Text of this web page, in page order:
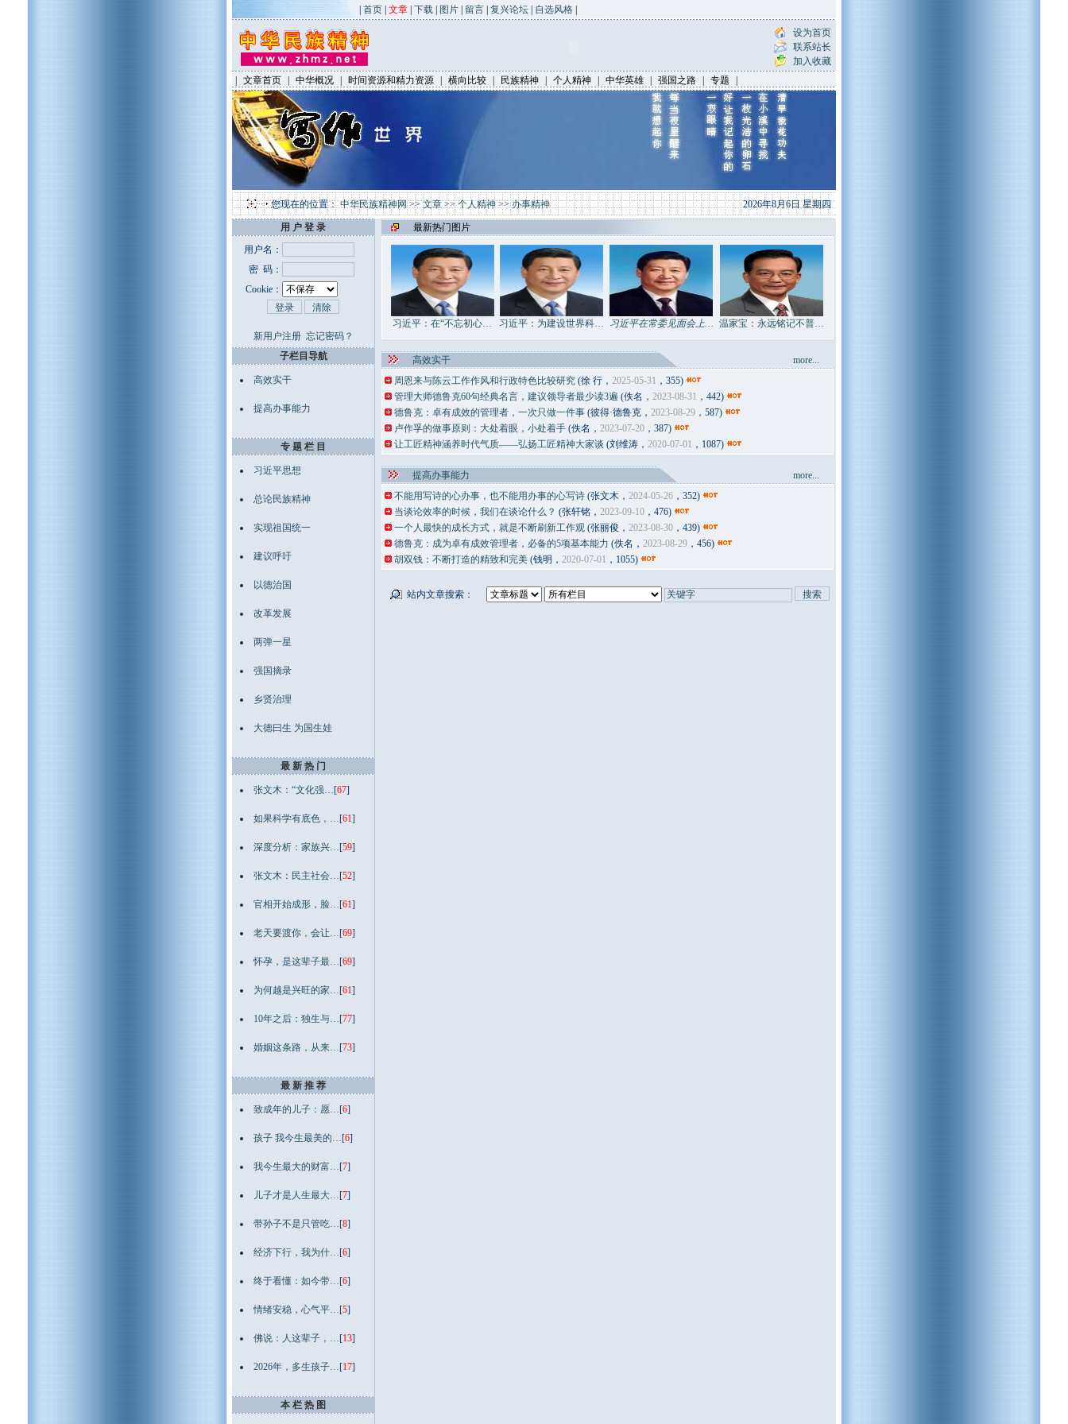
首页 文章 下载 图片 留言 复兴论坛 自选风格
设为首页
联系站长
加入收藏
文章首页 中华概况 时间资源和精力资源 横向比较 民族精神 个人精神 中华英雄 强国之路 专题
您现在的位置：中华民族精神网>>文章>>个人精神>>办事精神 2026年8月6日 星期四
用 户 登 录
用户名：
密 码：
Cookie：
新用户注册 忘记密码？
子栏目导航
高效实干
提高办事能力
专 题 栏 目
习近平思想
总论民族精神
实现祖国统一
建议呼吁
以德治国
改革发展
两弹一星
强国摘录
乡贤治理
大德曰生 为国生娃
最 新 热 门
张文木：“文化强…[67]
如果科学有底色，…[61]
深度分析：家族兴…[59]
张文木：民主社会…[52]
官相开始成形，脸…[61]
老天要渡你，会让…[69]
怀孕，是这辈子最…[69]
为何越是兴旺的家…[61]
10年之后：独生与…[77]
婚姻这条路，从来…[73]
最 新 推 荐
致成年的儿子：愿…[6]
孩子 我今生最美的…[6]
我今生最大的财富…[7]
儿子才是人生最大…[7]
带孙子不是只管吃…[8]
经济下行，我为什…[6]
终于看懂：如今带…[6]
情绪安稳，心气平…[5]
佛说：人这辈子，…[13]
2026年，多生孩子…[17]
本 栏 热 图
最新热门图片
习近平：在“不忘初心… 习近平：为建设世界科… 习近平在常委见面会上… 温家宝：永远铭记不普…
高效实干
more...
周恩来与陈云工作作风和行政特色比较研究 (徐 行， 2025-05-31 ，355)
管理大师德鲁克60句经典名言，建议领导者最少读3遍 (佚名， 2023-08-31 ，442)
德鲁克：卓有成效的管理者，一次只做一件事 (彼得·德鲁克， 2023-08-29 ，587)
卢作孚的做事原则：大处着眼，小处着手 (佚名， 2023-07-20 ，387)
让工匠精神涵养时代气质——弘扬工匠精神大家谈 (刘维涛， 2020-07-01 ，1087)
提高办事能力
more...
不能用写诗的心办事，也不能用办事的心写诗 (张文木， 2024-05-26 ，352)
当谈论效率的时候，我们在谈论什么？ (张轩铭， 2023-09-10 ，476)
一个人最快的成长方式，就是不断刷新工作观 (张丽俊， 2023-08-30 ，439)
德鲁克：成为卓有成效管理者，必备的5项基本能力 (佚名， 2023-08-29 ，456)
胡双钱：不断打造的精致和完美 (钱明， 2020-07-01 ，1055)
站内文章搜索：